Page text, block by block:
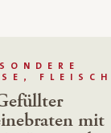
FLEISCH
mit